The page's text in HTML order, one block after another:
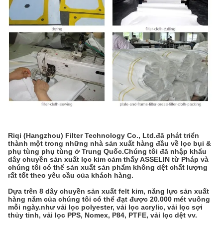
Riqi (Hangzhou) Filter Technology Co., Ltd.đã phát triển
thành một trong những nhà sản xuất hàng đầu về lọc bụi &
phụ tùng phụ tùng ở Trung Quốc.Chúng tôi đã nhập khẩu
dây chuyền sản xuất lọc kim cảm thấy ASSELIN từ Pháp và
chúng tôi có thể sản xuất sản phẩm không dệt chất lượng
rất tốt theo yêu cầu của khách hàng.
Dựa trên 8 dây chuyền sản xuất felt kim, năng lực sản xuất
hàng năm của chúng tôi có thể đạt được 20.000 mét vuông
mỗi ngày.như vải lọc polyester, vải lọc acrylic, vải lọc sợi
thủy tinh, vải lọc PPS, Nomex, P84, PTFE, vải lọc dệt vv.